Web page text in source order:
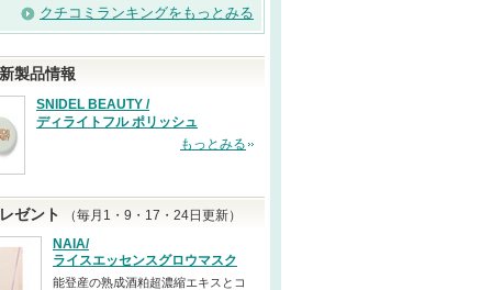
クチコミランキングをもっとみる
製品情報
SNIDEL BEAUTY /
ディライトフル ポリッシュ
もっとみる
ゼント
（毎月1・9・17・24日更新）
NAIA/
ライスエッセンスグロウマスク
能登産の熟成酒粕超濃縮エキスとコ